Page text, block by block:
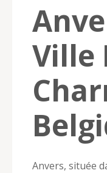
Ville
Anvers, située